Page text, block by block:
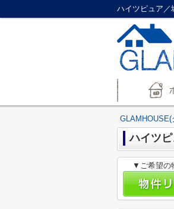
ハイツピュア／
ハイツ
▼ご希望の